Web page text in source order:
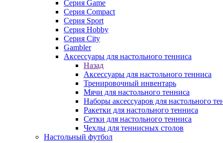
Серия Game
Серия Compact
Серия Sport
Серия Hobby
Серия City
Gambler
Аксессуары для настольного тенниса
Назад
Аксессуары для настольного тенниса
Тренировочный инвентарь
Мячи для настольного тенниса
Наборы аксессуаров для настольного
Ракетки для настольного тенниса
Сетки для настольного тенниса
Чехлы для теннисных столов
Настольный футбол